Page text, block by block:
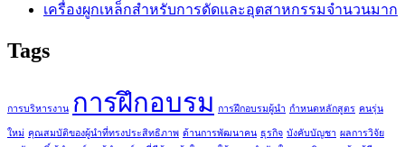
เครื่องผูกเหล็กสำหรับการดัดและอุตสาหกรรมจำนวนมาก
Tags
การบริหารงาน การฝึกอบรม การฝึกอบรมผู้นำ กำหนดหลักสูตร คนรุ่น
ใหม่ คุณสมบัติของผู้นำที่ทรงประสิทธิภาพ ด้านการพัฒนาคน ธุรกิจ บังคับบัญชา ผลการวิจัย